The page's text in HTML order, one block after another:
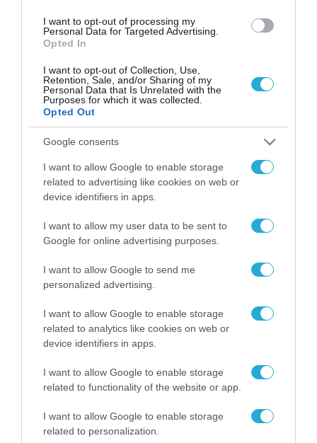
I want to opt-out of processing my
Personal Data for Targeted Advertising.
Opted In
I want to opt-out of Collection, Use,
Retention, Sale, and/or Sharing of my
Personal Data that Is Unrelated with the
Purposes for which it was collected.
Opted Out
Google consents
I want to allow Google to enable storage
related to advertising like cookies on web or
device identifiers in apps.
I want to allow my user data to be sent to
Google for online advertising purposes.
I want to allow Google to send me
personalized advertising.
I want to allow Google to enable storage
related to analytics like cookies on web or
device identifiers in apps.
I want to allow Google to enable storage
related to functionality of the website or app.
I want to allow Google to enable storage
related to personalization.
«Επιχείρηση ελεύθερα πεζοδρόμια» στην
Αθήνα: Απομακρύνθηκαν παράνομα
αντικείμενα από κοινόχρηστους χώρους
06.08.2026 | 09:03
τα ζώα που χάθηκαν στις πυρκαγιές της
Αττικής (φωτο)